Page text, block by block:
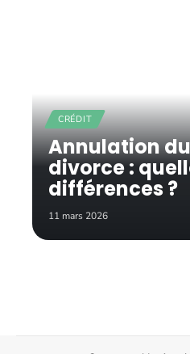
CRÉDIT
Annulation
divorce :
différences ?
11 mars 2026